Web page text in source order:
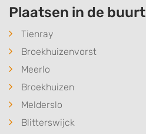
Plaatsen in de buurt
Tienray
Broekhuizenvorst
Meerlo
Broekhuizen
Melderslo
Blitterswijck